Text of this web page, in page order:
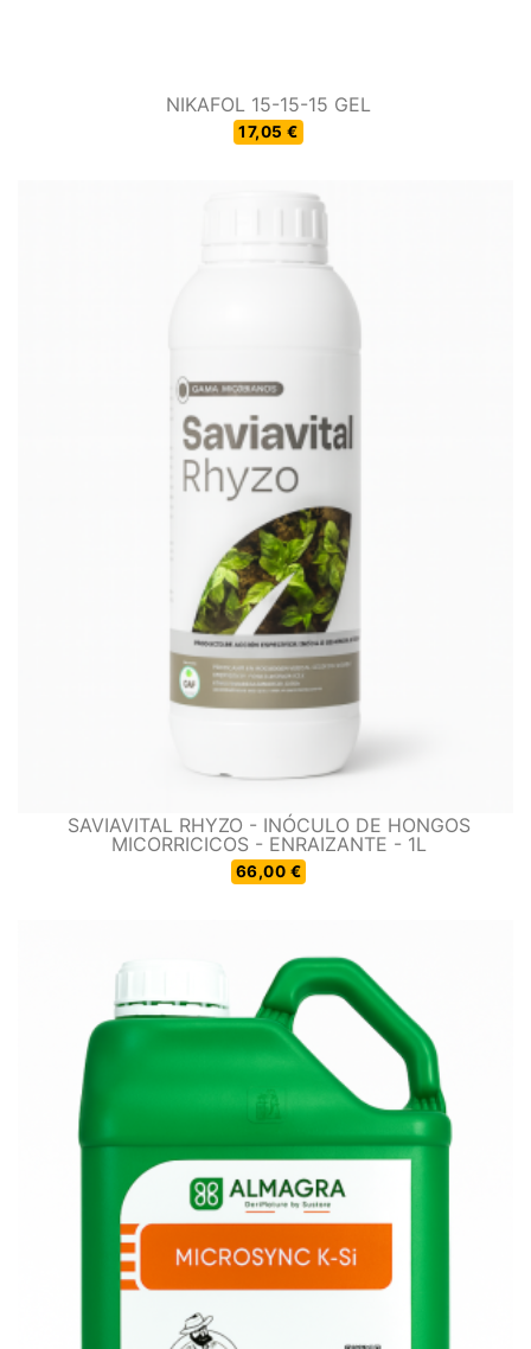
NIKAFOL 15-15-15 GEL
17,05 €
SAVIAVITAL RHYZO - INÓCULO DE HONGOS
MICORRICICOS - ENRAIZANTE - 1L
66,00 €